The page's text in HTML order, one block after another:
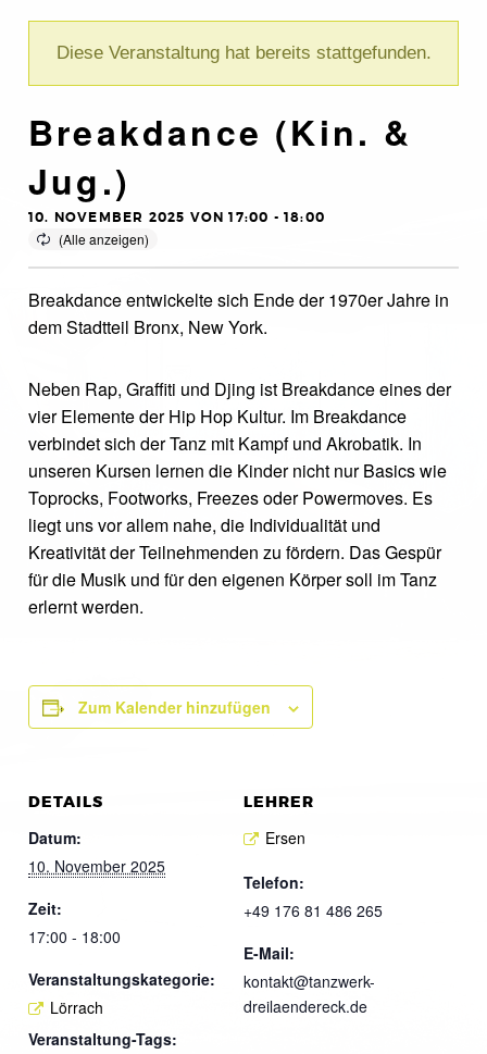
Diese Veranstaltung hat bereits stattgefunden.
Breakdance (Kin. &
Jug.)
10. NOVEMBER 2025 VON 17:00 -18:00
Breakdance entwickelte sich Ende der 1970er Jahre in
dem Stadtteil Bronx, New York.
Neben Rap, Graffiti und Djing ist Breakdance eines der
vier Elemente der Hip Hop Kultur. Im Breakdance
verbindet sich der Tanz mit Kampf und Akrobatik. In
unseren Kursen lernen die Kinder nicht nur Basics wie
Toprocks, Footworks, Freezes oder Powermoves. Es
liegt uns vor allem nahe, die Individualität und
Kreativität der Teilnehmenden zu fördern. Das Gespür
für die Musik und für den eigenen Körper soll im Tanz
erlernt werden.
Zum Kalender hinzufügen
DETAILS
Datum:
10. November 2025
Zeit:
17:00 - 18:00
Veranstaltungskategorie:
Lörrach
Veranstaltung-Tags:
LEHRER
Ersen
Telefon:
+49 176 81 486 265
E-Mail:
kontakt@tanzwerk-
dreilaendereck.de